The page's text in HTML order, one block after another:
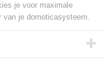
je voor maximale
van je domoticasysteem.